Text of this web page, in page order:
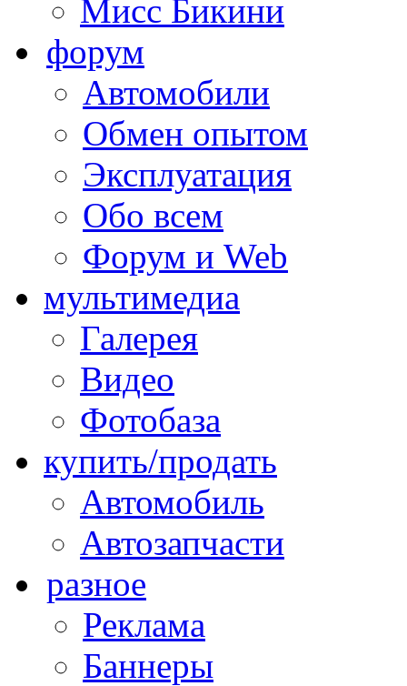
Мисс Бикини
форум
Автомобили
Обмен опытом
Эксплуатация
Обо всем
Форум и Web
мультимедиа
Галерея
Видео
Фотобаза
купить/продать
Автомобиль
Автозапчасти
разное
Реклама
Баннеры